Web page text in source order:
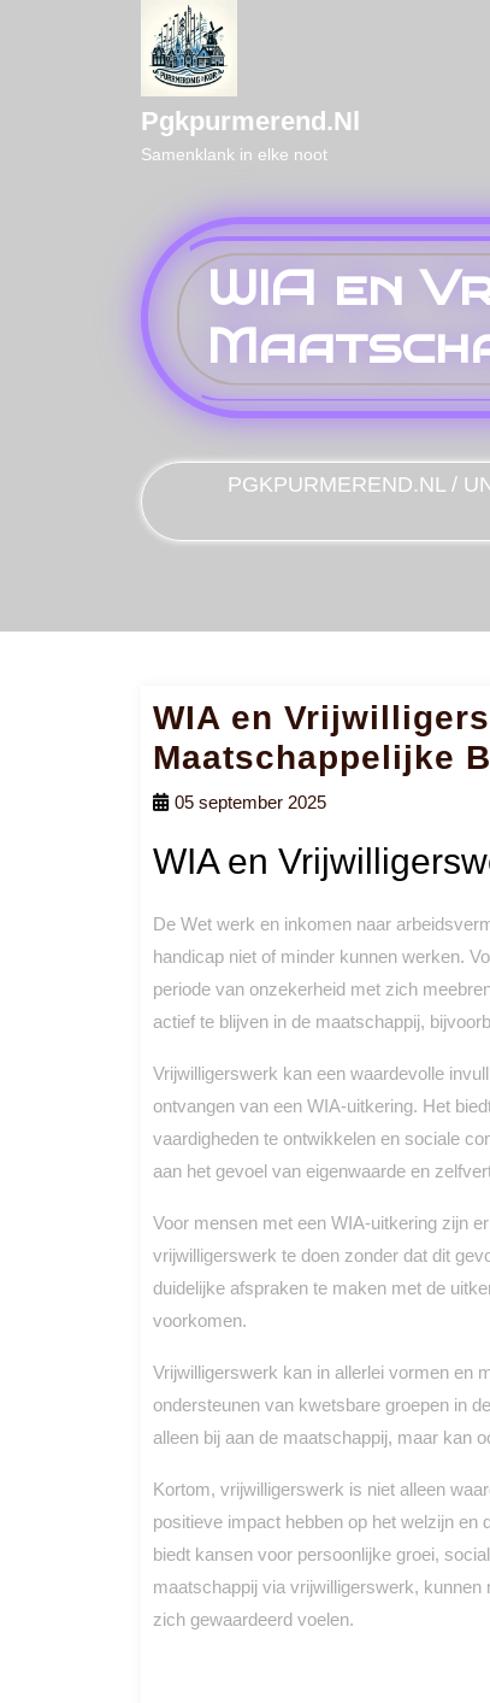
Pgkpurmerend.nl
Samenklank in elke noot
WIA en
PGKPURMEREND.NL /
WIA en
Maatschappelijke
05 september 2025
WIA en
De Wet werk en inkomen naar
handicap niet of minder kunnen werken.
periode van onzekerheid met zich
actief te blijven in de maatschappij,
Vrijwilligerswerk kan een waardevolle
ontvangen van een WIA-uitkering. Het
vaardigheden te ontwikkelen en sociale
aan het gevoel van eigenwaarde en
Voor mensen met een WIA-uitkering zijn
vrijwilligerswerk te doen zonder dat dit
duidelijke afspraken te maken met de
voorkomen.
Vrijwilligerswerk kan in allerlei vormen en
ondersteunen van kwetsbare groepen in
alleen bij aan de maatschappij, maar kan
Kortom, vrijwilligerswerk is niet alleen
positieve impact hebben op het welzijn
biedt kansen voor persoonlijke groei,
maatschappij via vrijwilligerswerk,
zich gewaardeerd voelen.